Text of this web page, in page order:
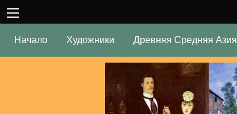
Начало Художники Древняя Средняя Азия